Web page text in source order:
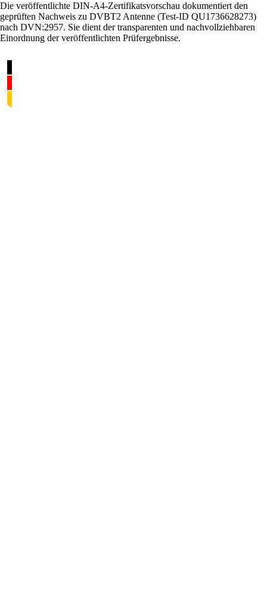
Die veröffentlichte DIN-A4-Zertifikatsvorschau dokumentiert den
geprüften Nachweis zu DVBT2 Antenne (Test-ID QU1736628273)
nach DVN:2957. Sie dient der transparenten und nachvollziehbaren
Einordnung der veröffentlichten Prüfergebnisse.